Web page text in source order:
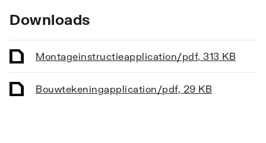
Vorm stralingsbuis Rond
Vorm collector Rond
Downloads
Montageinstructieapplication/pdf, 313 KB
Bouwtekeningapplication/pdf, 29 KB